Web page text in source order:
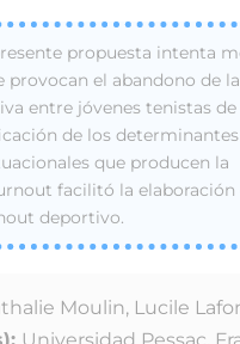
propuesta intenta
provocan el abandono de la
entre jóvenes tenistas
de los determinantes
que producen la
facilitó la elaboración
deportivo.
Moulin, Lucile